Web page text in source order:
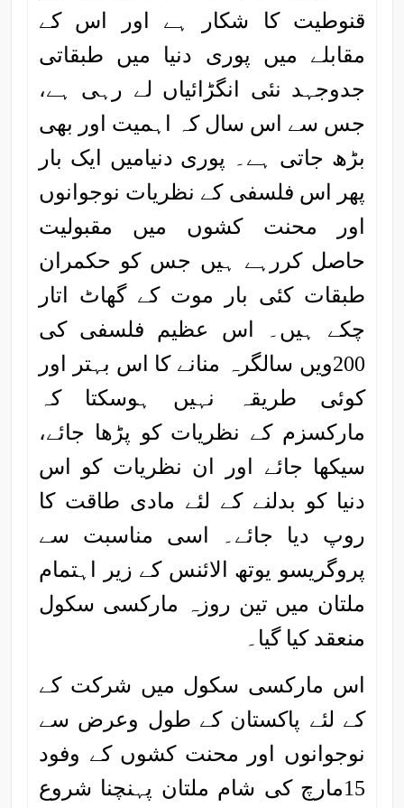
قنوطیت کا شکار ہے اور اس کے
مقابلے میں پوری دنیا میں طبقاتی
جدوجہد نئی انگڑائیاں لے رہی ہے،
جس سے اس سال کہ اہمیت اور بھی
بڑھ جاتی ہے۔ پوری دنیامیں ایک بار
پھر اس فلسفی کے نظریات نوجوانوں
اور محنت کشوں میں مقبولیت
حاصل کررہے ہیں جس کو حکمران
طبقات کئی بار موت کے گھاٹ اتار
چکے ہیں۔ اس عظیم فلسفی کی
200ویں سالگرہ منانے کا اس بہتر اور
کوئی طریقہ نہیں ہوسکتا کہ
مارکسزم کے نظریات کو پڑھا جائے،
سیکھا جائے اور ان نظریات کو اس
دنیا کو بدلنے کے لئے مادی طاقت کا
روپ دیا جائے۔ اسی مناسبت سے
پروگریسو یوتھ الائنس کے زیر اہتمام
ملتان میں تین روزہ مارکسی سکول
منعقد کیا گیا۔
اس مارکسی سکول میں شرکت کے
کے لئے پاکستان کے طول وعرض سے
نوجوانوں اور محنت کشوں کے وفود
15مارچ کی شام ملتان پہنچنا شروع